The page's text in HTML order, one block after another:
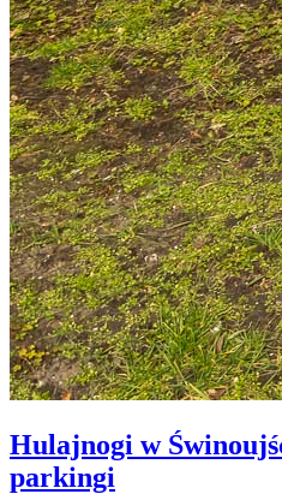
Hulajnogi w
parkingi